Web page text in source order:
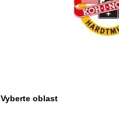
Vyberte oblast